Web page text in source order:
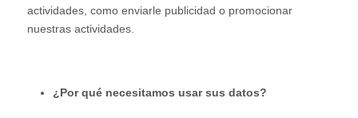
actividades, como enviarle publicidad o promocionar
nuestras actividades.
¿Por qué necesitamos usar sus datos?